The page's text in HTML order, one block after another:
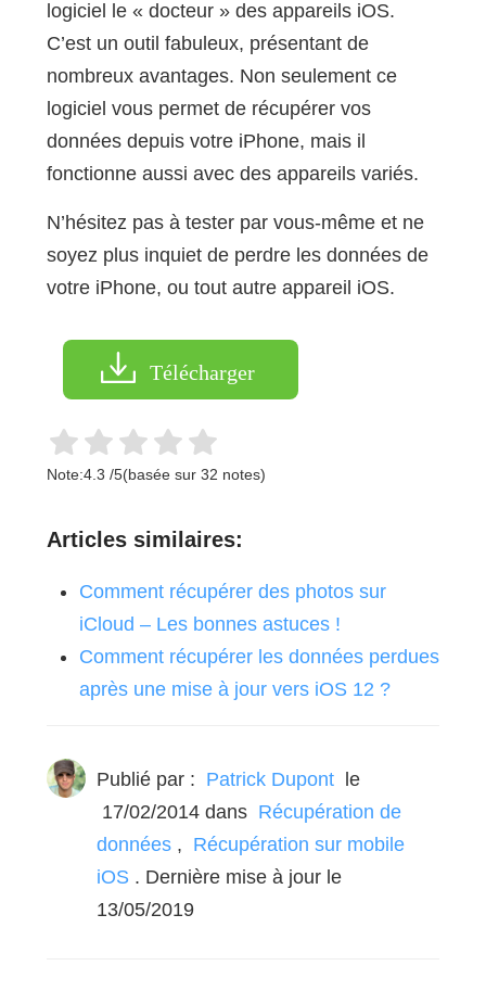
logiciel le « docteur » des appareils iOS.
C’est un outil fabuleux, présentant de
nombreux avantages. Non seulement ce
logiciel vous permet de récupérer vos
données depuis votre iPhone, mais il
fonctionne aussi avec des appareils variés.
N’hésitez pas à tester par vous-même et ne
soyez plus inquiet de perdre les données de
votre iPhone, ou tout autre appareil iOS.
Télécharger
Note:4.3 /5(basée sur 32 notes)
Articles similaires:
Comment récupérer des photos sur
iCloud – Les bonnes astuces !
Comment récupérer les données perdues
après une mise à jour vers iOS 12 ?
Publié par : Patrick Dupont le
17/02/2014dans Récupération de
données , Récupération sur mobile
iOS . Dernière mise à jour le
13/05/2019